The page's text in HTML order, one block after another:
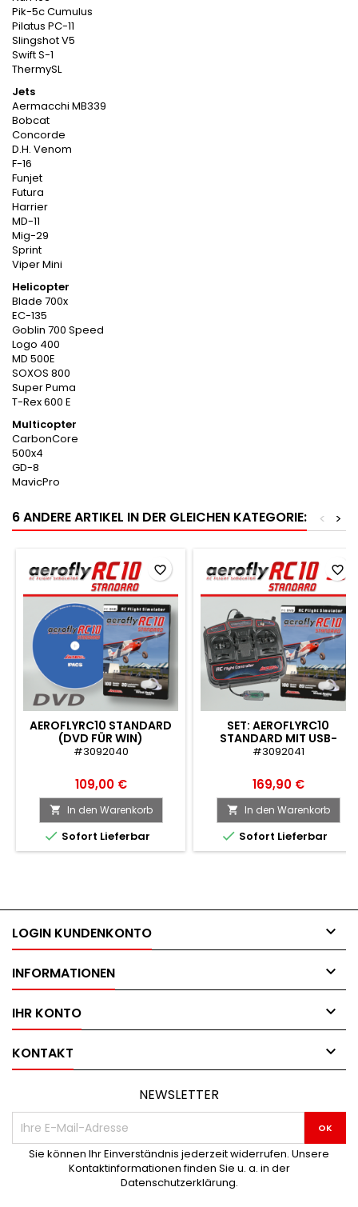
Pik-5c Cumulus
Pilatus PC-11
Slingshot V5
Swift S-1
ThermySL
Jets
Aermacchi MB339
Bobcat
Concorde
D.H. Venom
F-16
Funjet
Futura
Harrier
MD-11
Mig-29
Sprint
Viper Mini
Helicopter
Blade 700x
EC-135
Goblin 700 Speed
Logo 400
MD 500E
SOXOS 800
Super Puma
T-Rex 600 E
Multicopter
CarbonCore
500x4
GD-8
MavicPro
6 ANDERE ARTIKEL IN DER GLEICHEN KATEGORIE: >
<
AEROFLYRC10 STANDARD
(DVD FÜR WIN)
#3092040
109,00 €
 In den Warenkorb
 Sofort Lieferbar
favorite_border
SET: AEROFLYRC10
STANDARD MIT USB-
FLIGHTCONTROLLER
#3092041
169,90 €
 In den Warenkorb
 Sofort Lieferbar
favorite_border
LOGIN KUNDENKONTO 
INFORMATIONEN 
IHR KONTO 
KONTAKT 
NEWSLETTER
Sie können Ihr Einverständnis jederzeit widerrufen. Unsere
Kontaktinformationen finden Sie u. a. in der
Datenschutzerklärung.